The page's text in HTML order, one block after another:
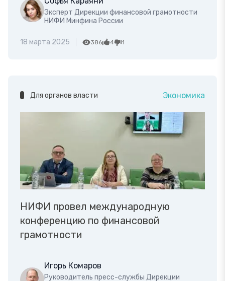
Эксперт Дирекции финансовой грамотности
НИФИ Минфина России
18 марта 2025 386 4 1
Для органов власти Экономика
НИФИ провел международную
конференцию по финансовой
грамотности
Игорь Комаров
Руководитель пресс-службы Дирекции